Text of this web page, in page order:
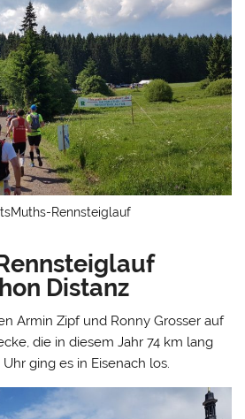
Rennsteiglauf
Distanz
Armin Zipf und Ronny Grosser auf
die in diesem Jahr 74 km lang
ging es in Eisenach los.